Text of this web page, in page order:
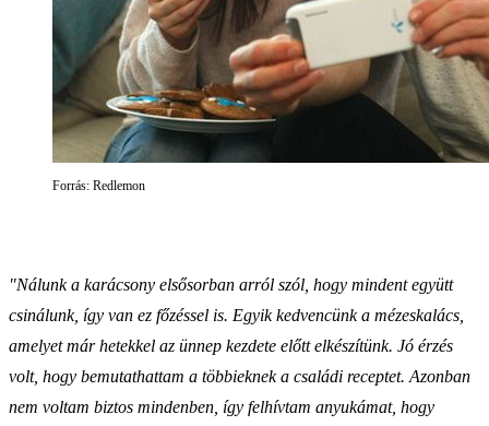
Forrás: Redlemon
"Nálunk a karácsony elsősorban arról szól, hogy mindent együtt
csinálunk, így van ez főzéssel is. Egyik kedvencünk a mézeskalács,
amelyet már hetekkel az ünnep kezdete előtt elkészítünk. Jó érzés
volt, hogy bemutathattam a többieknek a családi receptet. Azonban
nem voltam biztos mindenben, így felhívtam anyukámat, hogy